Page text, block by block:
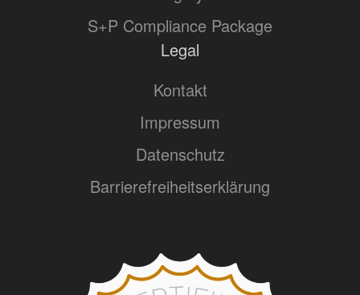
S+P Compliance Package
Legal
Kontakt
Impressum
Datenschutz
Barrierefreiheitserklärung